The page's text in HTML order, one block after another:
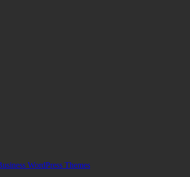
WordPress Themes